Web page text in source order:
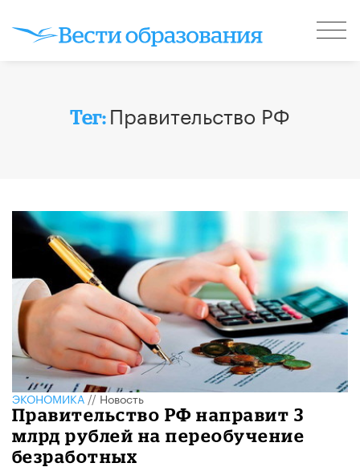
Тег: Правительство РФ
ЭКОНОМИКА//Новость
Правительство РФ направит 3
млрд рублей на переобучение
безработных